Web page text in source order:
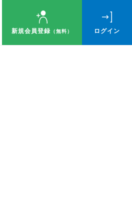
新規会員登録 （無料） ログイン